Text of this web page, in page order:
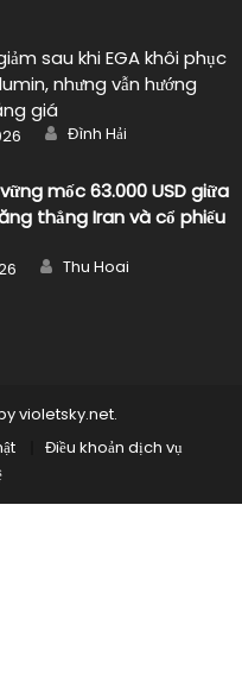
sau khi EGA khôi phục
nhưng vẫn hướng
giá
Author
Đình Hải
mốc 63.000 USD giữa
thẳng Iran và cổ phiếu
Author
Thu Hoai
violetsky.net.
Điều khoản dịch vụ